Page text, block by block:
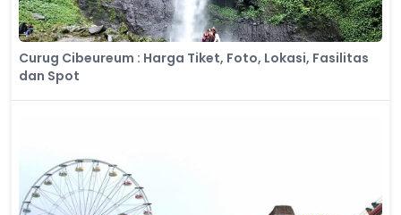
Curug Cibeureum : Harga Tiket, Foto, Lokasi, Fasilitas
dan Spot